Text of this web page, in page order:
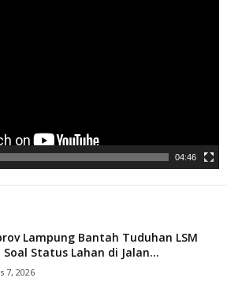
04:46
Lampung Bantah Tuduhan LSM
Soal Status Lahan di Jalan...
7, 2026